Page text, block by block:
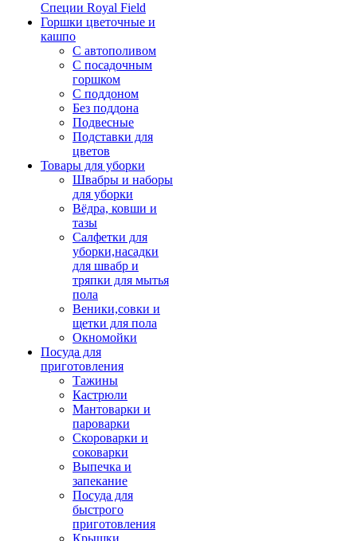
Специи Royal Field
Горшки цветочные и
кашпо
С автополивом
С посадочным
горшком
С поддоном
Без поддона
Подвесные
Подставки для
цветов
Товары для уборки
Швабры и наборы
для уборки
Вёдра, ковши и
тазы
Салфетки для
уборки,насадки
для швабр и
тряпки для мытья
пола
Веники,совки и
щетки для пола
Окномойки
Посуда для
приготовления
Тажины
Кастрюли
Мантоварки и
пароварки
Скороварки и
соковарки
Выпечка и
запекание
Посуда для
быстрого
приготовления
Крышки